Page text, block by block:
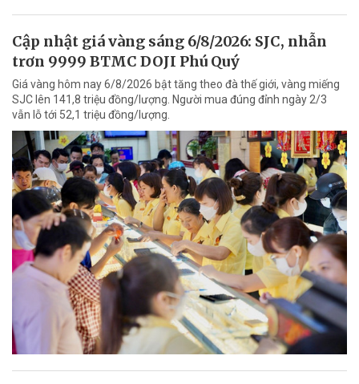
Cập nhật giá vàng sáng 6/8/2026: SJC, nhẫn
trơn 9999 BTMC DOJI Phú Quý
Giá vàng hôm nay 6/8/2026 bật tăng theo đà thế giới, vàng miếng
SJC lên 141,8 triệu đồng/lượng. Người mua đúng đỉnh ngày 2/3
vẫn lỗ tới 52,1 triệu đồng/lượng.